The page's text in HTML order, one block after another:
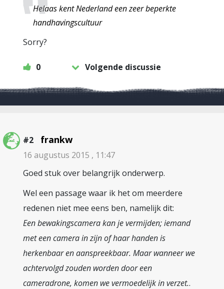
Helaas kent Nederland een zeer beperkte
handhavingscultuur
Sorry?
0 Volgende discussie
#2 frankw
16 augustus 2015 , 11:47
Goed stuk over belangrijk onderwerp.
Wel een passage waar ik het om meerdere
redenen niet mee eens ben, namelijk dit:
Een bewakingscamera kan je vermijden; iemand
met een camera in zijn of haar handen is
herkenbaar en aanspreekbaar. Maar wanneer we
achtervolgd zouden worden door een
cameradrone, komen we vermoedelijk in verzet..